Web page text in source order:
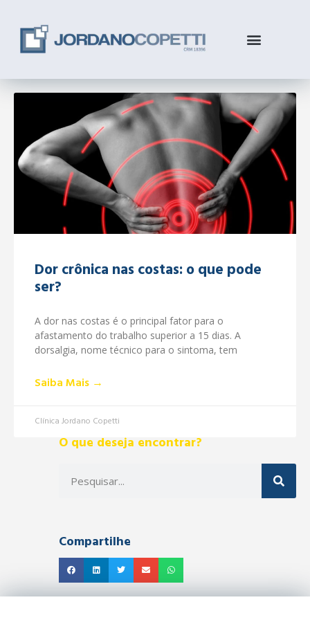
Dor crônica nas costas: o que pode
ser?
A dor nas costas é o principal fator para o
afastamento do trabalho superior a 15 dias. A
dorsalgia, nome técnico para o sintoma, tem
Saiba Mais →
Clínica Jordano Copetti
O que deseja encontrar?
Compartilhe